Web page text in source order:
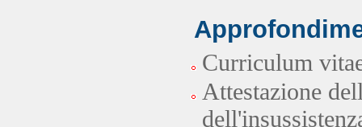
Curriculum
Attestazione